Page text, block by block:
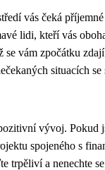
vás čeká
lidi, kteří vás
se vám zpočátku
situacích
vývoj. Pokud
spojeného s
trpěliví a nenechte